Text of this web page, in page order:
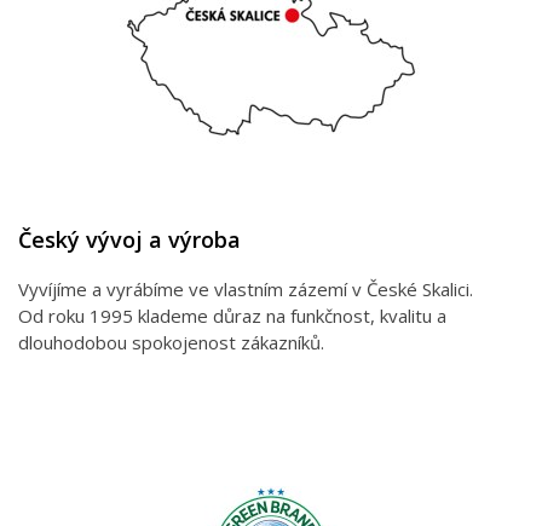
Český vývoj a výroba
Vyvíjíme a vyrábíme ve vlastním zázemí v České Skalici.
Od roku 1995 klademe důraz na funkčnost, kvalitu a
dlouhodobou spokojenost zákazníků.